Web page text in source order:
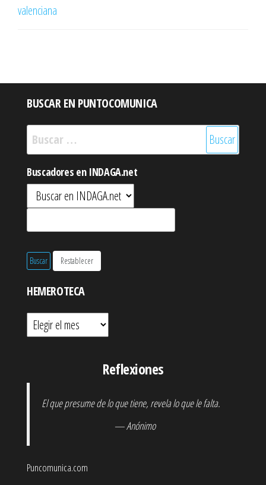
valenciana
BUSCAR EN PUNTOCOMUNICA
Buscar:
Buscadores en INDAGA.net
HEMEROTECA
Hemeroteca
Reflexiones
El que presume de lo que tiene, revela lo que le falta.
— Anónimo
Puncomunica.com